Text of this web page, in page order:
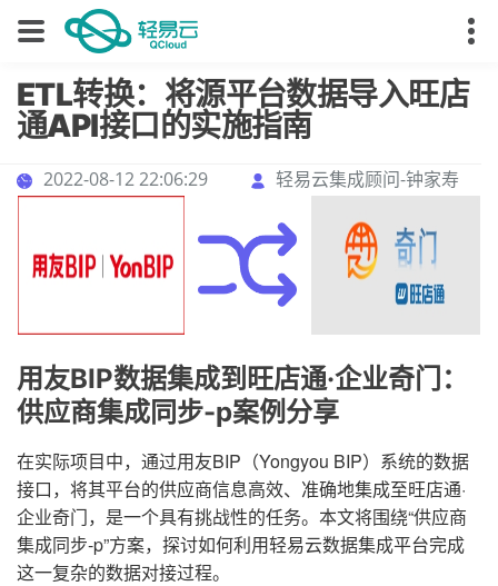
ETL转换：将源平台数据导入旺店
通API接口的实施指南
2022-08-12 22:06:29 轻易云集成顾问-钟家寿
用友BIP数据集成到旺店通·企业奇门：
供应商集成同步-p案例分享
在实际项目中，通过用友BIP（Yongyou BIP）系统的数据
接口，将其平台的供应商信息高效、准确地集成至旺店通·
企业奇门，是一个具有挑战性的任务。本文将围绕“供应商
集成同步-p”方案，探讨如何利用轻易云数据集成平台完成
这一复杂的数据对接过程。